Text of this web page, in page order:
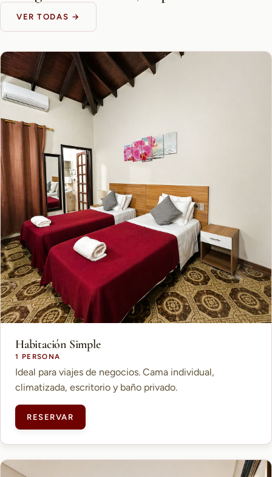
VER TODAS →
Habitación Simple
1 PERSONA
Ideal para viajes de negocios. Cama individual,
climatizada, escritorio y baño privado.
RESERVAR